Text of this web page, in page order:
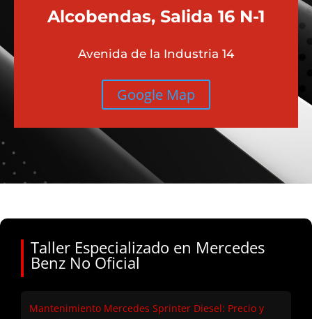
Alcobendas, Salida 16 N-1
Avenida de la Industria 14
Google Map
Taller Especializado en Mercedes
Benz No Oficial
Mantenimiento Mercedes Sprinter Diesel: Precio y